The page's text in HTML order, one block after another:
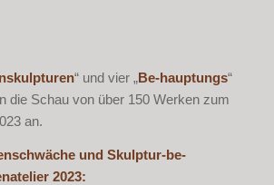
“ und vier „Be-hauptungs“
die Schau von über 150 Werken zum
an.
und Skulptur-be-
2023: